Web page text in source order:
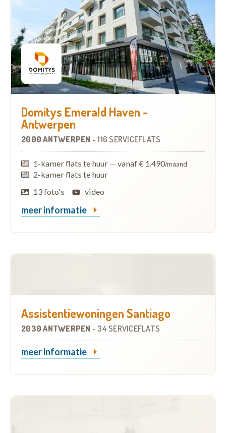
Domitys Emerald Haven -
Antwerpen
2000 ANTWERPEN -116 SERVICEFLATS
1-kamer flats te huur — vanaf € 1.490/maand
2-kamer flats te huur
13 foto's
video
meer informatie
Assistentiewoningen Santiago
2030 ANTWERPEN - 34 SERVICEFLATS
meer informatie